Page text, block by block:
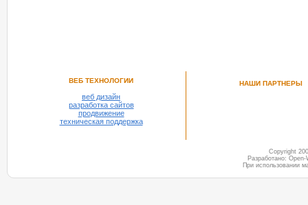
ВЕБ ТЕХНОЛОГИИ
веб дизайн
разработка сайтов
продвижение
техническая поддержка
НАШИ ПАРТНЕРЫ
Copyright
Разработано:
При использовании